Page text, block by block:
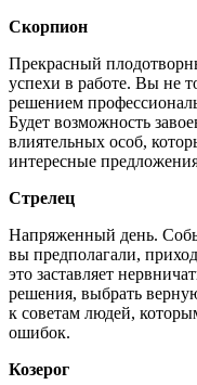
Скорпион
Прекрасный
успехи в работе. Вы не
решением
Будет возможность
влиятельных особ,
интересные
Стрелец
Напряженный день.
вы предполагали,
это заставляет
решения, выбрать
к советам людей,
ошибок.
Козерог